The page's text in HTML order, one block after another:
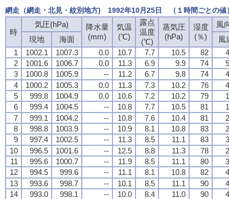
網走（網走・北見・紋別地方) 1992年10月25日 （１時間ごとの値
時
気圧(hPa)
降水量
(mm)
気温
(℃)
露点
温度
(℃)
蒸気圧
(hPa)
湿度
(％)
風
現地
海面
風
1
1002.1 1007.3 0.0 10.7 7.7 10.5 82
2
1001.6 1006.7 0.0 11.3 6.9 9.9 74
3
1000.8 1005.9 -- 11.2 6.7 9.8 74
4
1000.2 1005.3 0.0 11.3 7.3 10.2 76
5
999.8 1004.9 0.0 10.6 7.2 10.2 79
6
999.4 1004.5 -- 10.8 7.7 10.5 81
7
999.1 1004.2 -- 10.8 7.6 10.4 81
8
998.8 1003.9 -- 10.9 8.1 10.8 83
9
997.4 1002.5 -- 11.3 8.5 11.1 83
10
996.5 1001.6 -- 12.5 8.8 11.3 78
11
995.6 1000.7 -- 11.9 8.5 11.1 80
12
994.5 999.6 -- 11.1 8.1 10.8 82
13
993.6 998.7 -- 10.1 8.5 11.1 90
14
993.0 998.1 -- 10.0 8.4 11.0 90